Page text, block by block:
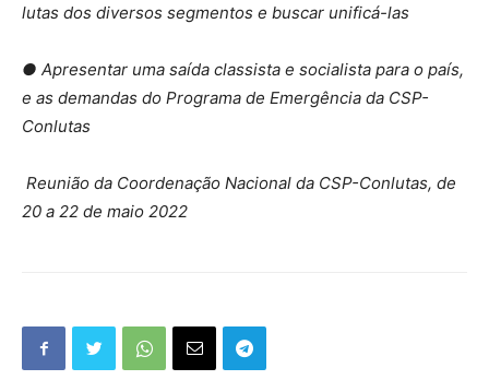
lutas dos diversos segmentos e buscar unificá-las
● Apresentar uma saída classista e socialista para o país,
e as demandas do Programa de Emergência da CSP-
Conlutas
Reunião da Coordenação Nacional da CSP-Conlutas, de
20 a 22 de maio 2022